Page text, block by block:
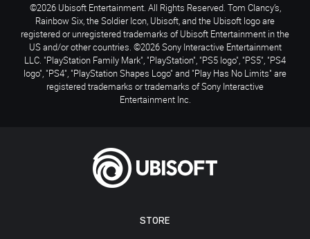
STORE
©2026 Ubisoft Entertainment. All Rights Reserved. Tom Clancy’s,
Rainbow Six, the Soldier Icon, Ubisoft, and the Ubisoft logo are
registered or unregistered trademarks of Ubisoft Entertainment in the
US and/or other countries. ©2026 Sony Interactive Entertainment
LLC. "PlayStation Family Mark", "PlayStation", "PS5 logo", "PS5", "PS4
logo", "PS4", "PlayStation Shapes Logo" and "Play Has No Limits" are
registered trademarks or trademarks of Sony Interactive
Entertainment Inc.